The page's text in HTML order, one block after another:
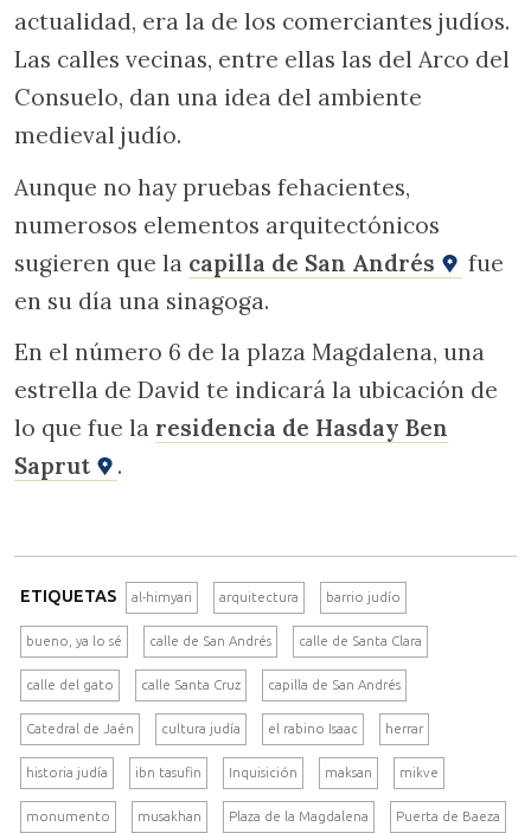
actualidad, era la de los comerciantes judíos.
Las calles vecinas, entre ellas las del Arco del
Consuelo, dan una idea del ambiente
medieval judío.
Aunque no hay pruebas fehacientes,
numerosos elementos arquitectónicos
sugieren que la capilla de San Andrés
fue
en su día una sinagoga.
En el número 6 de la plaza Magdalena, una
estrella de David te indicará la ubicación de
lo que fue la residencia de Hasday Ben
Saprut
.
ETIQUETAS al-himyari arquitectura barrio judío
bueno, ya lo sé calle de San Andrés calle de Santa Clara
calle del gato calle Santa Cruz capilla de San Andrés
Catedral de Jaén cultura judía el rabino Isaac herrar
historia judía ibn tasufin Inquisición maksan mikve
monumento musakhan Plaza de la Magdalena Puerta de Baeza